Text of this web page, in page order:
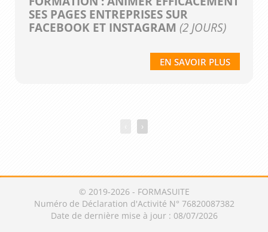
SES PAGES ENTREPRISES SUR
FACEBOOK ET INSTAGRAM (2 JOURS)
EN SAVOIR PLUS
›
© 2019-2026 - FORMASUITE
Numéro de Déclaration d'Activité N° 76820087382
Date de dernière mise à jour : 08/07/2026